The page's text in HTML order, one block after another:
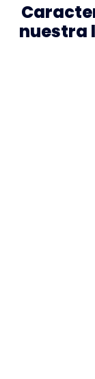
nuestra